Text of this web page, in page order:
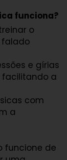
funciona?
o
falado
e gírias
facilitando a
com
a
funcione de